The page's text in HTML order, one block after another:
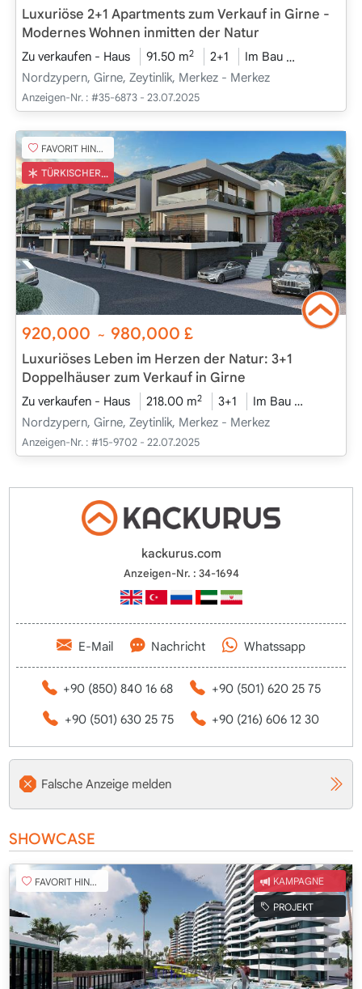
Luxuriöse 2+1 Apartments zum Verkauf in Girne -
Modernes Wohnen inmitten der Natur
Zu verkaufen - Haus 91.50 m2 2+1 Im Bau
Nordzypern, Girne, Zeytinlik, Merkez - Merkez
Anzeigen-Nr. : #35-6873 - 23.07.2025
FAVORIT HINZUFÜGEN
TÜRKISCHER COB
920,000 ~ 980,000 £
Luxuriöses Leben im Herzen der Natur: 3+1
Doppelhäuser zum Verkauf in Girne
Zu verkaufen - Haus 218.00 m2 3+1 Im Bau
Nordzypern, Girne, Zeytinlik, Merkez - Merkez
Anzeigen-Nr. : #15-9702 - 22.07.2025
kackurus.com
Anzeigen-Nr. : 34-1694
E-Mail Nachricht Whatssapp
+90 (850) 840 16 68 +90 (501) 620 25 75
+90 (501) 630 25 75 +90 (216) 606 12 30
Falsche Anzeige melden
SHOWCASE
FAVORIT HINZUFÜGEN KAMPAGNE
PROJEKT